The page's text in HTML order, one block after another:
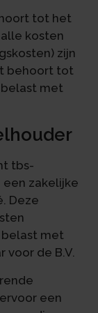
tot het
kosten
zijn
behoort tot
met
tbs-
zakelijke
Deze
met
voor de B.V.
een